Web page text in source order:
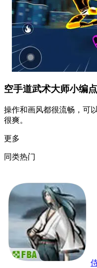
空手道武术大师小编
操作和画风都很流畅，可
很爽。
更多
同类热门